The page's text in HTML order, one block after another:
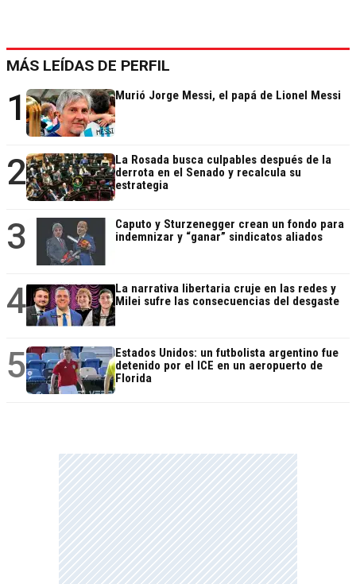
MÁS LEÍDAS DE PERFIL
1 Murió Jorge Messi, el papá de Lionel Messi
2
La Rosada busca culpables después de la
derrota en el Senado y recalcula su
estrategia
3
Caputo y Sturzenegger crean un fondo para
indemnizar y “ganar” sindicatos aliados
4
La narrativa libertaria cruje en las redes y
Milei sufre las consecuencias del desgaste
5
Estados Unidos: un futbolista argentino fue
detenido por el ICE en un aeropuerto de
Florida